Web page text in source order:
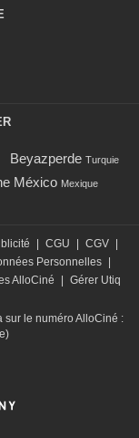
Beyazperde Turquie
México Mexique
| CGU | CGV |
Personnelles |
AlloCiné | Gérer Utiq
sur le numéro AlloCiné :